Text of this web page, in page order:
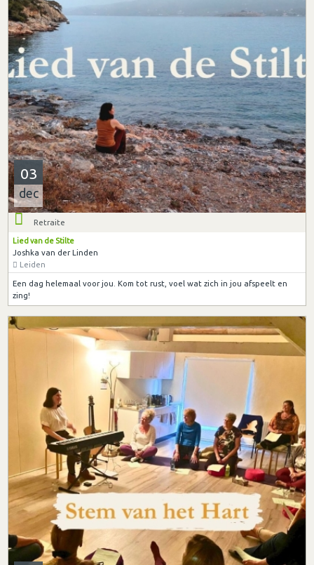
03
dec
Retraite
Lied van de Stilte
Joshka van der Linden
Leiden
Een dag helemaal voor jou. Kom tot rust, voel wat zich in jou afspeelt en
zing!